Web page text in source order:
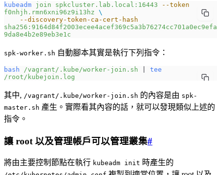
kubeadm join spkcluster.lab.local:16443 --token
f0nhjh.rmn6xni96z9i13hz \
    --discovery-token-ca-cert-hash
sha256:9164d84f2003ecee4acef369c5a3b76274cc701a0ec9efa
9da8e4b2e89eb3e1c
spk-worker.sh 自動腳本其實是執行下列指令：
bash /vagrant/.kube/worker-join.sh
tee
/root/kubejoin.log
其中, /vagrant/.kube/worker-join.sh 的內容是由 spk-
master.sh 產生。實際看其內容的話，就可以發現類似上述的
指令。
讓 root 以及管理帳戶可以管理叢集#
將由主要控制節點在執行 kubeadm init 時產生的